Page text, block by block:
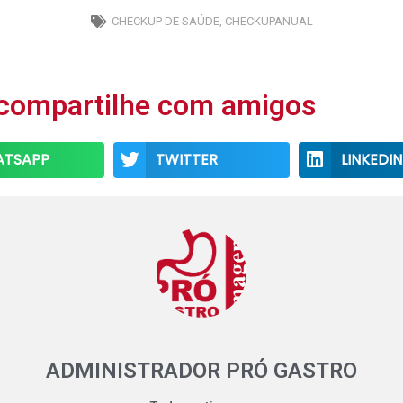
CHECKUP DE SAÚDE, CHECKUPANUAL
com amigos
Share TWITTER Share LINKEDIN
ADMINISTRADOR PRÓ GASTRO